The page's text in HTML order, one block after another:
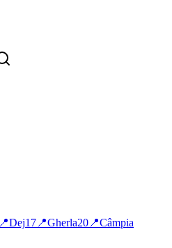
📍Dej17 📍Gherla20 📍Câmpia